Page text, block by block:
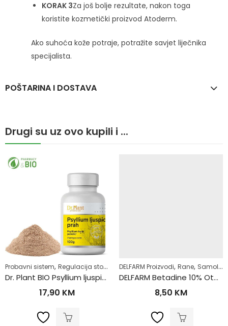
KORAK 3Za još bolje rezultate, nakon toga
koristite kozmetički proizvod Atoderm.
Ako suhoća kože potraje, potražite savjet liječnika
specijalista.
POŠTARINA I DOSTAVA
Drugi su uz ovo kupili i ...
,Zdrav život
,Zdrav život
Probavni sistem, Regulacija stolice-zatvor ,Regulacija tjelesne težine,
Dr. Plant BIO Psyllium ljuspice u prahu (Plantago ovata)100g
17,90 KM
DELFARM Proizvodi, Rane, Samoliječenje
DELFARM Betadine 10% Otopina 100ml
8,50 KM